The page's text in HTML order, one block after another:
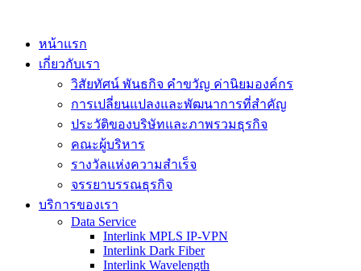
หน้าแรก
เกี่ยวกับเรา
วิสัยทัศน์ พันธกิจ คำขวัญ ค่านิยมองค์กร
การเปลี่ยนแปลงและพัฒนาการที่สำคัญ
ประวัติของบริษัทและภาพรวมธุรกิจ
คณะผู้บริหาร
รางวัลแห่งความสำเร็จ
จรรยาบรรณธุรกิจ
บริการของเรา
Data Service
Interlink MPLS IP-VPN
Interlink Dark Fiber
Interlink Wavelength